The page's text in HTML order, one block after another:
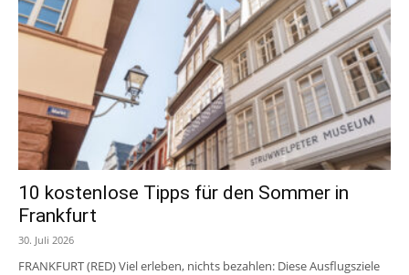
10 kostenlose Tipps für den Sommer in
Frankfurt
30. Juli 2026
FRANKFURT (RED) Viel erleben, nichts bezahlen: Diese Ausflugsziele